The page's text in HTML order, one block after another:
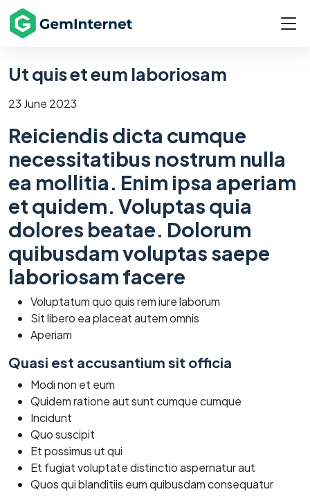
Ut quis et eum laboriosam
23 June 2023
Reiciendis dicta cumque
necessitatibus nostrum nulla
ea mollitia. Enim ipsa aperiam
et quidem. Voluptas quia
dolores beatae. Dolorum
quibusdam voluptas saepe
laboriosam facere
Voluptatum quo quis rem iure laborum
Sit libero ea placeat autem omnis
Aperiam
Quasi est accusantium sit officia
Modi non et eum
Quidem ratione aut sunt cumque cumque
Incidunt
Quo suscipit
Et possimus ut qui
Et fugiat voluptate distinctio aspernatur aut
Quos qui blanditiis eum quibusdam consequatur